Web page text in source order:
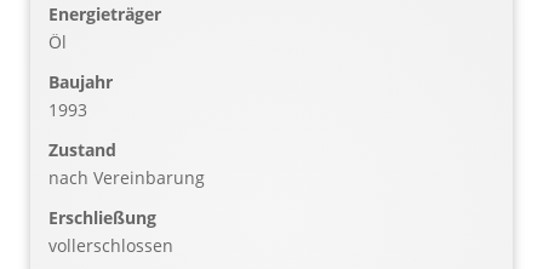
Energieträger
Öl
Baujahr
1993
Zustand
nach Vereinbarung
Erschließung
vollerschlossen